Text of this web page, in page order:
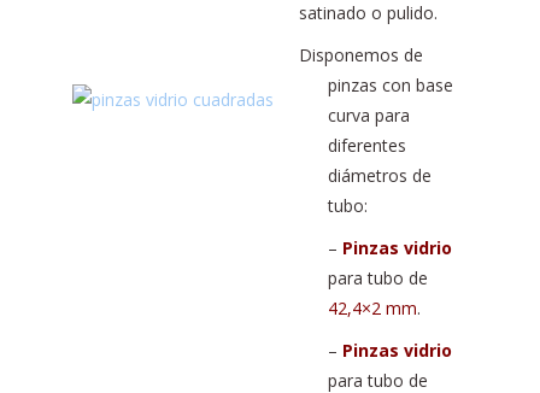
satinado o pulido.
Disponemos de
pinzas con base
curva para
diferentes
diámetros de
tubo:
– Pinzas vidrio
para tubo de
42,4×2 mm.
– Pinzas vidrio
para tubo de